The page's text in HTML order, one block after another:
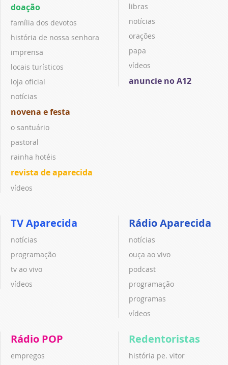
doação
família dos devotos
história de nossa senhora
imprensa
locais turísticos
loja oficial
notícias
novena e festa
o santuário
pastoral
rainha hotéis
revista de aparecida
vídeos
libras
notícias
orações
papa
vídeos
anuncie no A12
TV Aparecida
notícias
programação
tv ao vivo
vídeos
Rádio Aparecida
notícias
ouça ao vivo
podcast
programação
programas
vídeos
Rádio POP
empregos
Redentoristas
história pe. vitor